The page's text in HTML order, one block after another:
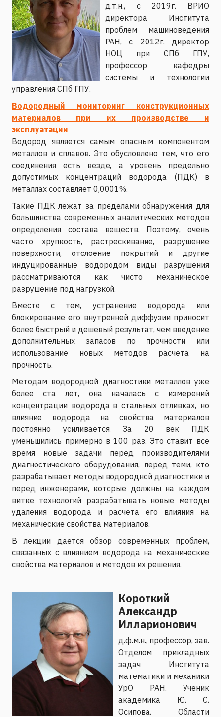
д.т.н., с 2019г. ВРИО
директора Института
проблем машиноведения
РАН, с 2012г. директор
НОЦ при СПб ГПУ,
профессор кафедры
системы и технологии
управления СПб ГПУ.
Водородный мониторинг конструкционных
материалов при их производстве и
эксплуатации
Водород является самым опасным компонентом
металлов и сплавов. Это обусловлено тем, что его
соединения есть везде, а уровень предельно
допустимых концентраций водорода (ПДК) в
металлах составляет 0,0001%.
Такие ПДК лежат за пределами обнаружения для
большинства современных аналитических методов
определения состава веществ. Поэтому, очень
часто хрупкость, растрескивание, разрушение
поверхности, отслоение покрытий и другие
индуцированные водородом виды разрушения
рассматриваются как чисто механическое
разрушение под нагрузкой.
Вместе с тем, устранение водорода или
блокирование его внутренней диффузии приносит
более быстрый и дешевый результат, чем введение
дополнительных запасов по прочности или
использование новых методов расчета на
прочность.
Методам водородной диагностики металлов уже
более ста лет, она началась с измерений
концентрации водорода в стальных отливках, но
влияние водорода на свойства материалов
постоянно усиливается. За 20 век ПДК
уменьшились примерно в 100 раз. Это ставит все
время новые задачи перед производителями
диагностического оборудования, перед теми, кто
разрабатывает методы водородной диагностики и
перед инженерами, которые должны на каждом
витке технологий разрабатывать новые методы
удаления водорода и расчета его влияния на
механические свойства материалов.
В лекции дается обзор современных проблем,
связанных с влиянием водорода на механические
свойства материалов и методов их решения.
Короткий
Александр
Илларионович
д.ф.м.н., профессор, зав.
Отделом прикладных
задач Института
математики и механики
УрО РАН. Ученик
академика Ю. С.
Осипова. Области